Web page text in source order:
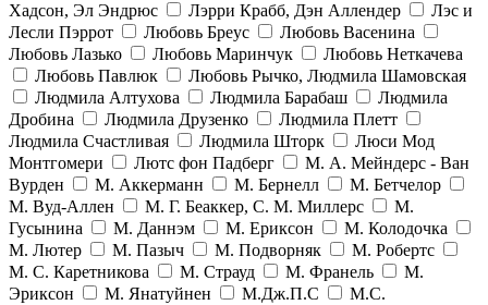
Хадсон, Эл Эндрюс
Лэрри Крабб, Дэн Аллендер
Лэс и
Лесли Пэррот
Любовь Бреус
Любовь Васенина
Любовь Лазько
Любовь Маринчук
Любовь Неткачева
Любовь Павлюк
Любовь Рычко, Людмила Шамовская
Людмила Алтухова
Людмила Барабаш
Людмила
Дробина
Людмила Друзенко
Людмила Плетт
Людмила Счастливая
Людмила Шторк
Люси Мод
Монтгомери
Лютс фон Падберг
М. А. Мейндерс - Ван
Вурден
М. Аккерманн М. Бернелл
М. Бетчелор
М. Вуд-Аллен
М. Г. Беаккер, С. М. Миллерс
М.
Гусынина
М. Даннэм М. Ериксон
М. Колодочка
М. Лютер
М. Пазыч М. Подворняк
М. Робертс
М. С. Каретникова
М. Страуд М. Франель
М.
Эриксон
М. Янатуйнен М.Дж.П.С
М.С.